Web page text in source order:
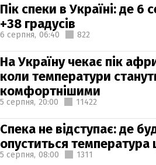
Пік спеки в Україні: де 6
+38 градусів
6 серпня, 06:40 822
На Україну чекає пік
коли температури
комфортнішими
5 серпня, 20:00 11422
Спека не відступає: де
опуститься температура
5 серпня, 08:00 1311